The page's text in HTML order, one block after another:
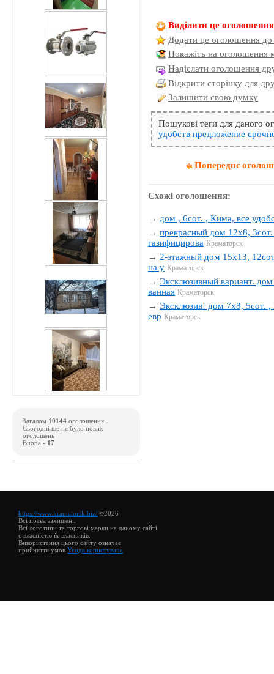
Виділити це оголошення
Додати це оголошення до
Покажіть на оголошення
Надіслати оголошення
Відкрити сторінку для
Залишити свою думку
Пошукові теги для даного
удобств предложение
Попереднє
Схожі оголошення:
→ дом , 6сот. , Кима, все
→прекрасный дом 12х8,
газифицирова Краматорск
→ 2-этажный дом 15х13,
на у Краматорск
→Эксклюзивный вариант.
ванная Краматорск
→Эксклюзив! дом 7х8, 5сот. ,
евр Краматорск
Загалом 10144 оголошення
Сьогодні ще не було нових
оголошень
Вчора - 17
https://www.kramatorsk.biz/ ©2026
Всі права захищені.
Всі логотипи та торгові марки на даному сайті
є власністю їх власників.
Використання цього сайту означає
прийняття умов Угода користувача